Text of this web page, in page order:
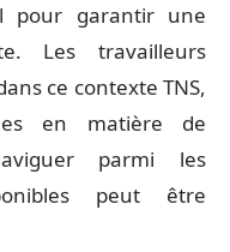
pour garantir une
Les travailleurs
ce contexte TNS,
en matière de
parmi les
peut être